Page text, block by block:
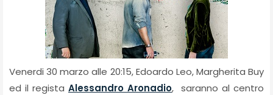
Venerdi 30 marzo alle 20:15, Edoardo Leo, Margherita Buy
ed il regista Alessandro Aronadio, saranno al centro